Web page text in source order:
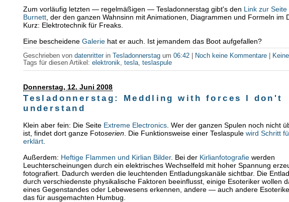
Zum vorläufig letzten — regelmäßigen — Tesladonnerstag gibt's den Link zur
Burnett , der den ganzen Wahnsinn mit Animationen, Diagrammen und Formeln im
Kurz: Elektrotechnik für Freaks.
Eine bescheideneGalerie hat er auch. Ist jemandem das Boot aufgefallen?
Geschrieben vondatenritterinTesladonnerstag um06:42 Noch keine Kommentare
Tags für diesen Artikel:elektronik,tesla,teslaspule
Donnerstag, 12. Juni 2008
Tesladonnerstag: Meddling with forces I don't
understand
Klein aber fein: Die Seite Extreme Electronics . Wer der ganzen Spulen noch nicht
ist, findet dort ganze Fotoserien . Die Funktionsweise einer Teslaspulewird Schritt
erklärt
Außerdem: Heftige Flammen und Kirlian Bilder. Bei der Kirlianfotografie werden
Leuchterscheinungen durch ein elektrisches Wechselfeld mit hoher Spannung
fotografiert. Dadurch werden die leuchtenden Entladungskanäle sichtbar. Die
durch verschiedenste physikalische Faktoren beeinflusst, einige Esoteriker wollen
eines Gegenstandes oder Lebewesens erkennen, andere — auch andere
das für ausgemachten Humbug.